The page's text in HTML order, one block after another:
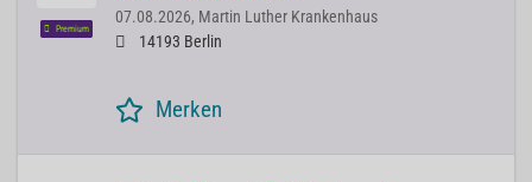
Premium
07.08.2026, Martin Luther Krankenhaus
14193 Berlin
Merken